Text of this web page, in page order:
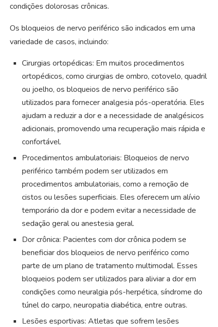
condições dolorosas crônicas.
Os bloqueios de nervo periférico são indicados em uma
variedade de casos, incluindo:
Cirurgias ortopédicas: Em muitos procedimentos
ortopédicos, como cirurgias de ombro, cotovelo, quadril
ou joelho, os bloqueios de nervo periférico são
utilizados para fornecer analgesia pós-operatória. Eles
ajudam a reduzir a dor e a necessidade de analgésicos
adicionais, promovendo uma recuperação mais rápida e
confortável.
Procedimentos ambulatoriais: Bloqueios de nervo
periférico também podem ser utilizados em
procedimentos ambulatoriais, como a remoção de
cistos ou lesões superficiais. Eles oferecem um alívio
temporário da dor e podem evitar a necessidade de
sedação geral ou anestesia geral.
Dor crônica: Pacientes com dor crônica podem se
beneficiar dos bloqueios de nervo periférico como
parte de um plano de tratamento multimodal. Esses
bloqueios podem ser utilizados para aliviar a dor em
condições como neuralgia pós-herpética, síndrome do
túnel do carpo, neuropatia diabética, entre outras.
Lesões esportivas: Atletas que sofrem lesões